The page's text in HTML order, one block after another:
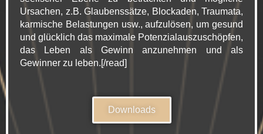
Ursachen, z.B. Glaubenssätze, Blockaden, Traumata,
karmische Belastungen usw., aufzulösen, um gesund
und glücklich das maximale Potenzialauszuschöpfen,
das Leben als Gewinn anzunehmen und als
Gewinner zu leben.[/read]
Downloads